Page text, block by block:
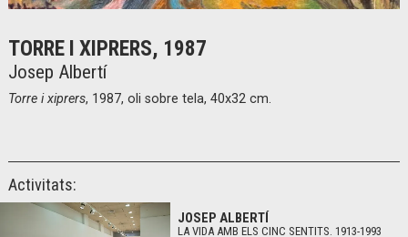
TORRE I XIPRERS, 1987
Josep Albertí
Torre i xiprers, 1987, oli sobre tela, 40x32 cm.
Activitats:
JOSEP ALBERTÍ
LA VIDA AMB ELS CINC SENTITS. 1913-1993